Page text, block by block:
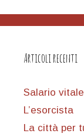
Articoli recenti
Salario
L’esorcista
La città per